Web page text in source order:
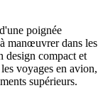
poignée
manœuvrer dans les
design compact et
voyages en avion,
supérieurs.